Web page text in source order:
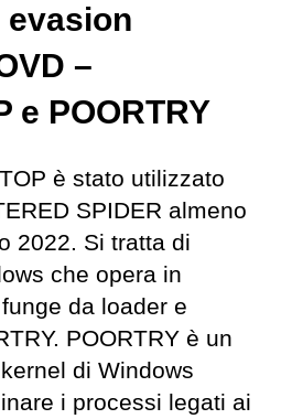
evasion
–
e POORTRY
è stato utilizzato
SPIDER almeno
2022. Si tratta di
che opera in
da loader e
POORTRY è un
di Windows
i processi legati ai